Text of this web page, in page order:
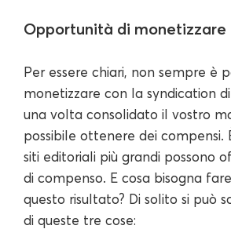
Opportunità di monetizzare
Per essere chiari, non sempre è
monetizzare con la syndication
una volta consolidato il vostro
possibile ottenere dei compensi.
siti editoriali più grandi possono
di compenso. E cosa bisogna
questo risultato? Di solito si può
di queste tre cose: